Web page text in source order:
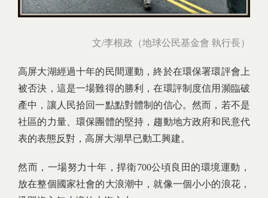
文/李根政（地球公民基金會 執行長）
高屏大湖經過十年的民間運動，終於在環保署環評會上
被否決，這是一場難得的勝利，在環評制度信用瀕臨破
產中，讓人民拾回一點點對體制的信心。然而，若不是
社區的力量、環保團體的堅持，趨動地方政府和民意代
表的表態反對，高屏大湖早已動工興建。
然而，一場努力十年，捍衛700公頃良田的環境運動，
放在整個國家社會的大浪潮中，就像一個小小的浪花，